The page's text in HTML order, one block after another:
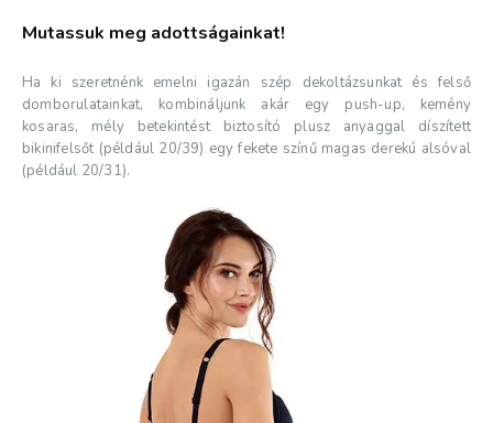
Mutassuk meg adottságainkat!
Ha ki szeretnénk emelni igazán szép dekoltázsunkat és felső
domborulatainkat, kombináljunk akár egy push-up, kemény
kosaras, mély betekintést biztosító plusz anyaggal díszített
bikinifelsőt (például 20/39) egy fekete színű magas derekú alsóval
(például 20/31).